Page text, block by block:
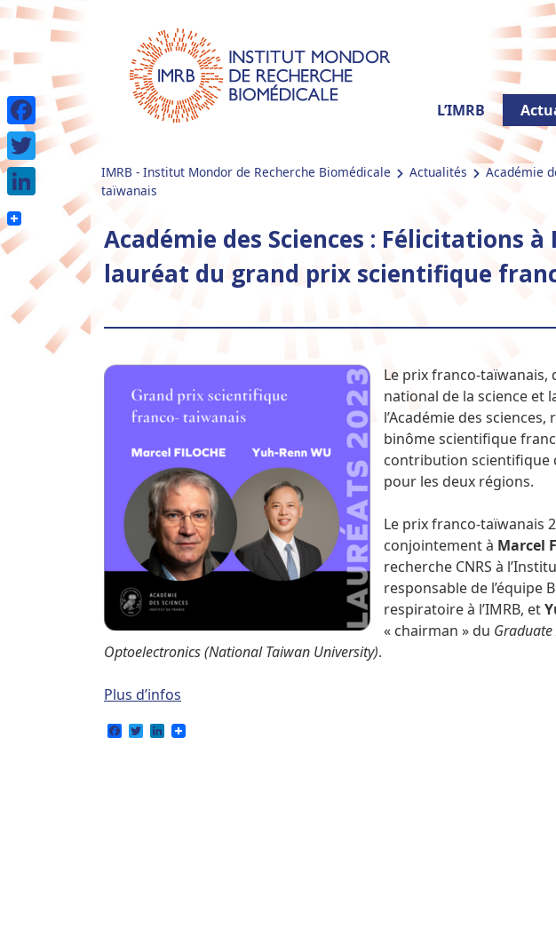
L’IMRB
IMRB - Institut Mondor de Recherche Biomédicale Actualités
Académie
taïwanais
Académie des Sciences : Félicitations à
lauréat du grand prix scientifique
Le prix franco-taïwanais,
national de la science et
l’Académie des
binôme scientifique
contribution scientifique
pour les deux régions.
Le prix franco-taïwanais
conjointement à Marcel
recherche CNRS à
responsable de l’équipe
respiratoire à l’IMRB, et
« chairman » du
Optoelectronics (National Taiwan University).
Plus d’infos
Facebook
TwitterLinkedIn
Facebook
Twitter
LinkedIn